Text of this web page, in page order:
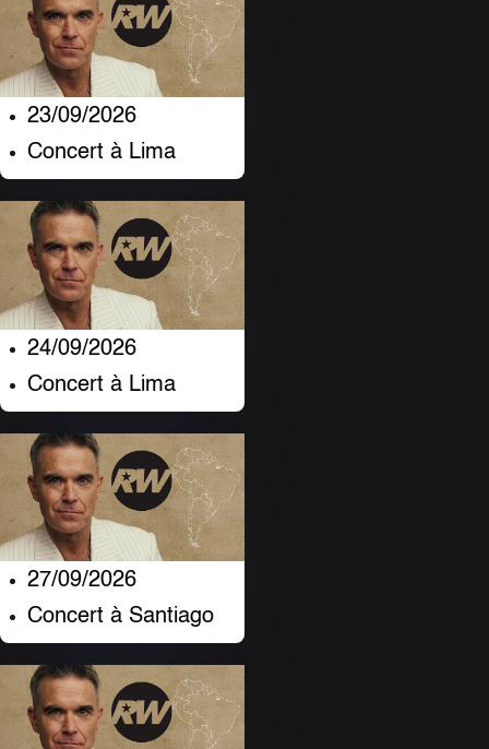
23/09/2026
Concert à Lima
24/09/2026
Concert à Lima
27/09/2026
Concert à Santiago